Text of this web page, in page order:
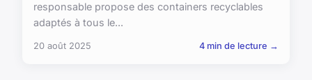
responsable propose des containers recyclables
adaptés à tous le...
20 août 2025 4 min de lecture →